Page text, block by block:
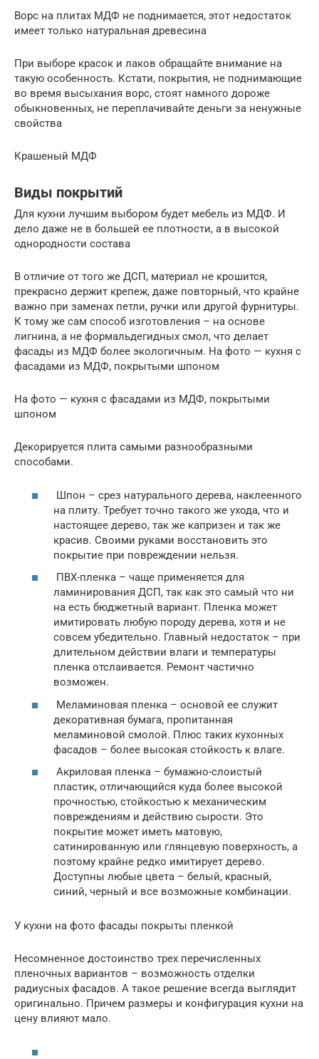
Ворс на плитах МДФ не поднимается, этот недостаток
имеет только натуральная древесина
При выборе красок и лаков обращайте внимание на
такую особенность. Кстати, покрытия, не поднимающие
во время высыхания ворс, стоят намного дороже
обыкновенных, не переплачивайте деньги за ненужные
свойства
Крашеный МДФ
Виды покрытий
Для кухни лучшим выбором будет мебель из МДФ. И
дело даже не в большей ее плотности, а в высокой
однородности состава
В отличие от того же ДСП, материал не крошится,
прекрасно держит крепеж, даже повторный, что крайне
важно при заменах петли, ручки или другой фурнитуры.
К тому же сам способ изготовления – на основе
лигнина, а не формальдегидных смол, что делает
фасады из МДФ более экологичным. На фото — кухня с
фасадами из МДФ, покрытыми шпоном
На фото — кухня с фасадами из МДФ, покрытыми
шпоном
Декорируется плита самыми разнообразными
способами.
Шпон – срез натурального дерева, наклеенного
на плиту. Требует точно такого же ухода, что и
настоящее дерево, так же капризен и так же
красив. Своими руками восстановить это
покрытие при повреждении нельзя.
ПВХ-пленка – чаще применяется для
ламинирования ДСП, так как это самый что ни
на есть бюджетный вариант. Пленка может
имитировать любую породу дерева, хотя и не
совсем убедительно. Главный недостаток – при
длительном действии влаги и температуры
пленка отслаивается. Ремонт частично
возможен.
Меламиновая пленка – основой ее служит
декоративная бумага, пропитанная
меламиновой смолой. Плюс таких кухонных
фасадов – более высокая стойкость к влаге.
Акриловая пленка – бумажно-слоистый
пластик, отличающийся куда более высокой
прочностью, стойкостью к механическим
повреждениям и действию сырости. Это
покрытие может иметь матовую,
сатинированную или глянцевую поверхность, а
поэтому крайне редко имитирует дерево.
Доступны любые цвета – белый, красный,
синий, черный и все возможные комбинации.
У кухни на фото фасады покрыты пленкой
Несомненное достоинство трех перечисленных
пленочных вариантов – возможность отделки
радиусных фасадов. А такое решение всегда выглядит
оригинально. Причем размеры и конфигурация кухни на
цену влияют мало.